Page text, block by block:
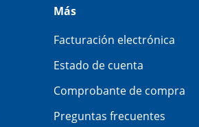
Más
Facturación electrónica
Estado de cuenta
Comprobante de compra
Preguntas frecuentes